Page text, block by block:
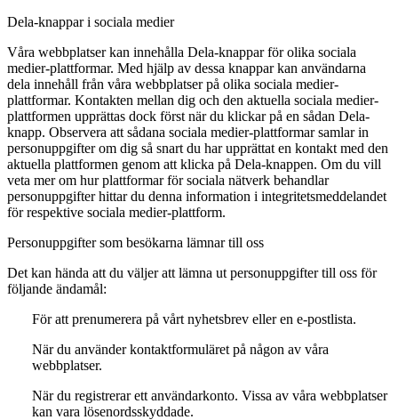
Dela-knappar i sociala medier
Våra webbplatser kan innehålla Dela-knappar för olika sociala
medier-plattformar. Med hjälp av dessa knappar kan användarna
dela innehåll från våra webbplatser på olika sociala medier-
plattformar. Kontakten mellan dig och den aktuella sociala medier-
plattformen upprättas dock först när du klickar på en sådan Dela-
knapp. Observera att sådana sociala medier-plattformar samlar in
personuppgifter om dig så snart du har upprättat en kontakt med den
aktuella plattformen genom att klicka på Dela-knappen. Om du vill
veta mer om hur plattformar för sociala nätverk behandlar
personuppgifter hittar du denna information i integritetsmeddelandet
för respektive sociala medier-plattform.
Personuppgifter som besökarna lämnar till oss
Det kan hända att du väljer att lämna ut personuppgifter till oss för
följande ändamål:
För att prenumerera på vårt nyhetsbrev eller en e-postlista.
När du använder kontaktformuläret på någon av våra
webbplatser.
När du registrerar ett användarkonto. Vissa av våra webbplatser
kan vara lösenordsskyddade.